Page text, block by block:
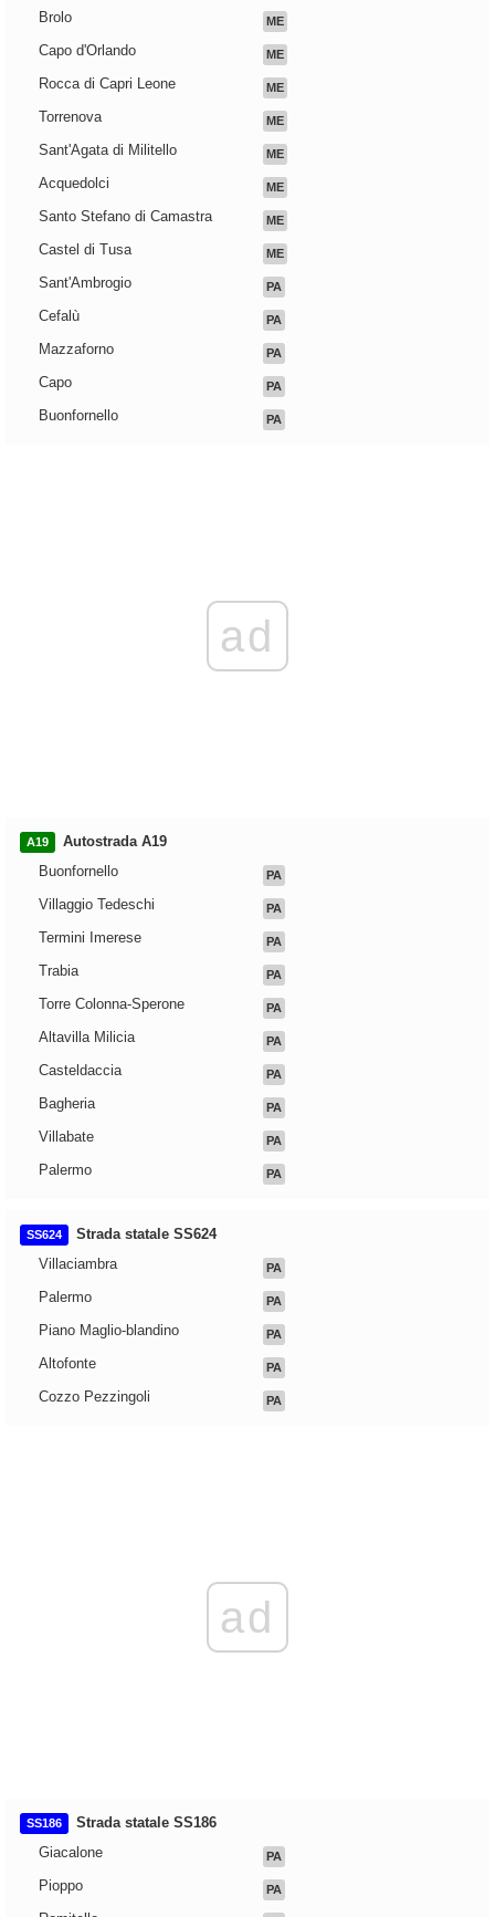
Brolo ME
Capo d'Orlando ME
Rocca di Capri Leone ME
Torrenova ME
Sant'Agata di Militello ME
Acquedolci ME
Santo Stefano di Camastra ME
Castel di Tusa ME
Sant'Ambrogio PA
Cefalù PA
Mazzaforno PA
Capo PA
Buonfornello PA
ad
A19
Autostrada A19
Buonfornello
PA
Villaggio Tedeschi PA
Termini Imerese PA
Trabia PA
Torre Colonna-Sperone PA
Altavilla Milicia PA
Casteldaccia PA
Bagheria PA
Villabate PA
Palermo PA
SS624
Strada statale SS624
Villaciambra
PA
Palermo PA
Piano Maglio-blandino PA
Altofonte PA
Cozzo Pezzingoli PA
ad
SS186
Strada statale SS186
Giacalone
PA
Pioppo PA